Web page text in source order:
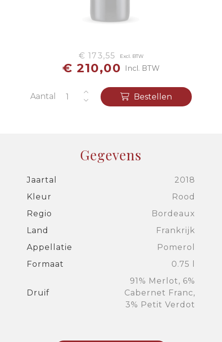
€ 173,55 Excl. BTW
€ 210,00 Incl. BTW
Aantal Bestellen
Gegevens
Jaartal
2018
Kleur
Rood
Regio
Bordeaux
Land
Frankrijk
Appellatie
Pomerol
Formaat
0.75 l
Druif
91% Merlot, 6%
Cabernet Franc,
3% Petit Verdot